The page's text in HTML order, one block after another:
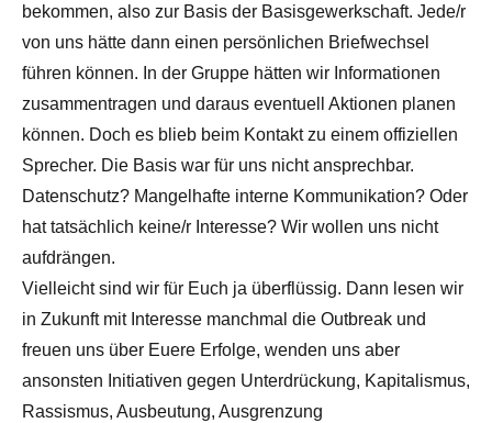
bekommen, also zur Basis der Basisgewerkschaft. Jede/r
von uns hätte dann einen persönlichen Briefwechsel
führen können. In der Gruppe hätten wir Informationen
zusammentragen und daraus eventuell Aktionen planen
können. Doch es blieb beim Kontakt zu einem offiziellen
Sprecher. Die Basis war für uns nicht ansprechbar.
Datenschutz? Mangelhafte interne Kommunikation? Oder
hat tatsächlich keine/r Interesse? Wir wollen uns nicht
aufdrängen.
Vielleicht sind wir für Euch ja überflüssig. Dann lesen wir
in Zukunft mit Interesse manchmal die Outbreak und
freuen uns über Euere Erfolge, wenden uns aber
ansonsten Initiativen gegen Unterdrückung, Kapitalismus,
Rassismus, Ausbeutung, Ausgrenzung